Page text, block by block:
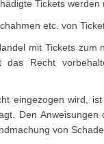
Tickets werden
etc. von
mit Tickets
das Recht
eingezogen wird,
Den
von